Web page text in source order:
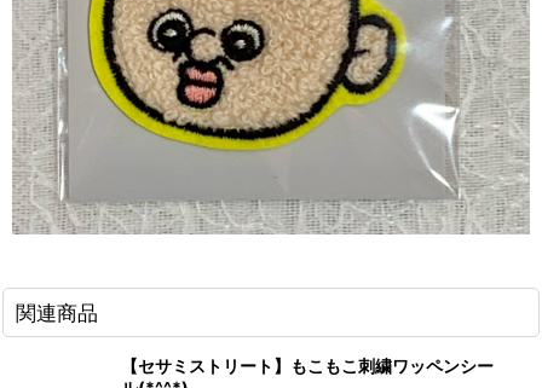
関連商品
【セサミストリート】もこもこ刺繍ワッペンシー